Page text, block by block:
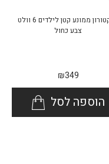
טרקטורון ממונע קטן לילדים 6 וולט
צבע כחול
₪349
הוספה לסל